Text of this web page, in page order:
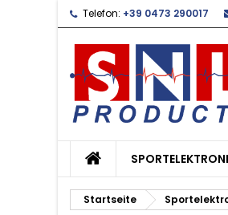
Telefon: +39 0473 290017
Startseite